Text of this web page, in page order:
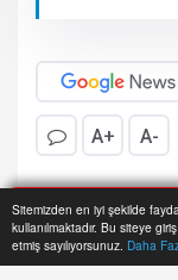
Sitemizden en iyi şekilde
kullanılmaktadır. Bu siteye
etmiş sayılıyorsunuz. Daha
A+ A-
M alatya
güvenlik
paylaştı.
Anasayfa